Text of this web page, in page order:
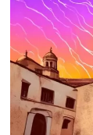
los
Tacos
de
canasta